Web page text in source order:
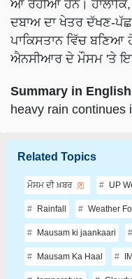
ਪਾਕਿਸਤਾਨ ਵਿੱਚ
ਐਨਸੀਆਰ ਦੇ ਮੌਸਮ 'ਤੇ
heavy rain continues
ਮੌਸਮ ਦੀ ਖ਼ਬਰ
Rainfall Weather
Mausam ki jaankaari
Mausam Ka Haal
temperature